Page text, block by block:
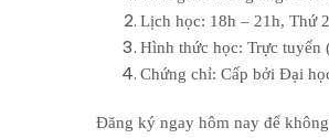
Lịch học: 18h – 21h, Thứ
Hình thức học: Trực
Chứng chỉ: Cấp bởi Đại
Đăng ký ngay hôm nay để